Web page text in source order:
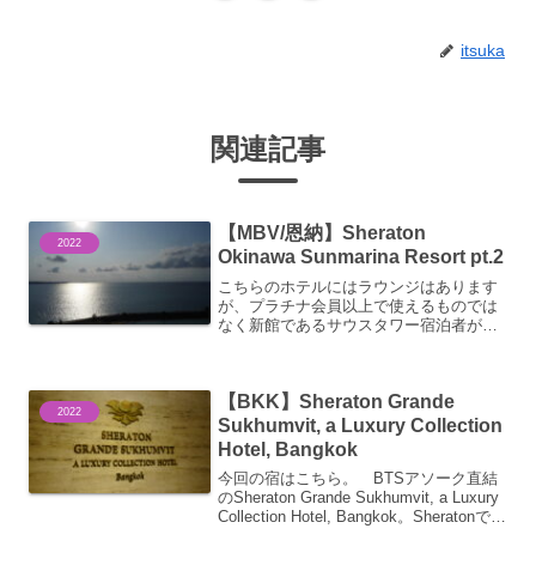
itsuka
関連記事
2022
【MBV/恩納】Sheraton
Okinawa Sunmarina Resort pt.2
こちらのホテルにはラウンジはあります
が、プラチナ会員以上で使えるものでは
なく新館であるサウスタワー宿泊者が使
ようです。本館にはラウン...
2022
【BKK】Sheraton Grande
Sukhumvit, a Luxury Collection
Hotel, Bangkok
今回の宿はこちら。 BTSアソーク直結
のSheraton Grande Sukhumvit, a Luxury
Collection Hotel, Bangkok。Sheratonであ